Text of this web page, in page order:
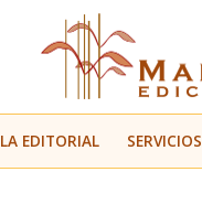
LA EDITORIAL SERVICIOS